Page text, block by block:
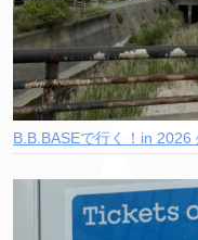
B.B.BASEで行く！in